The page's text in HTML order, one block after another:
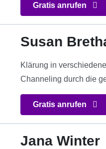
Gratis anrufen
Susan
Klärung in
Channeling durch die
Gratis anrufen
Jana Winter